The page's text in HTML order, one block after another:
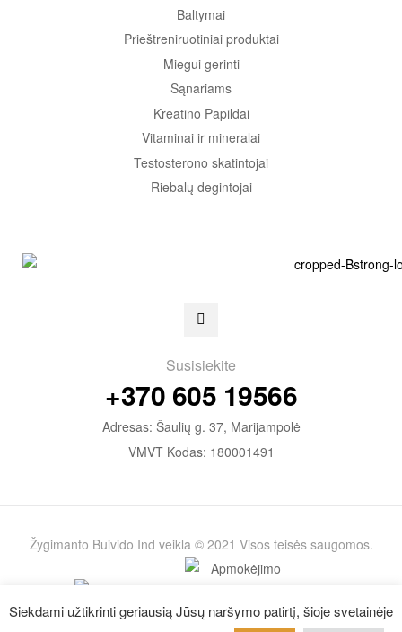
Susisiekite
+370 605 19566
Adresas: Šaulių g. 37, Marijampolė
VMVT Kodas: 180001491
Baltymai
Prieštreniruotiniai produktai
Miegui gerinti
Sąnariams
Kreatino Papildai
Vitaminai ir mineralai
Testosterono skatintojai
Riebalų degintojai
Žygimanto Buivido Ind veikla © 2021 Visos teisės saugomos.
Siekdami užtikrinti geriausią Jūsų naršymo patirtį, šioje svetainėje